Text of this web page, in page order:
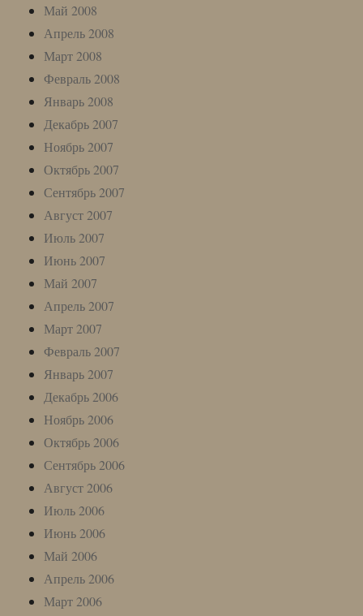
Май 2008
Апрель 2008
Март 2008
Февраль 2008
Январь 2008
Декабрь 2007
Ноябрь 2007
Октябрь 2007
Сентябрь 2007
Август 2007
Июль 2007
Июнь 2007
Май 2007
Апрель 2007
Март 2007
Февраль 2007
Январь 2007
Декабрь 2006
Ноябрь 2006
Октябрь 2006
Сентябрь 2006
Август 2006
Июль 2006
Июнь 2006
Май 2006
Апрель 2006
Март 2006